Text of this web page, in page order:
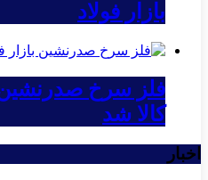
بازار فولاد
فلز سرخ صدرنشین
کالا شد
اخبار